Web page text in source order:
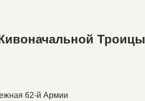
Троицы
62-й Армии